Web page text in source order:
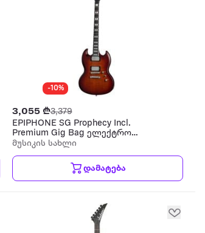
-10%
3,055 ₾3,379
EPIPHONE SG Prophecy Incl.
Premium Gig Bag ელექტრო
გიტარა
მუსიკის სახლი
დამატება